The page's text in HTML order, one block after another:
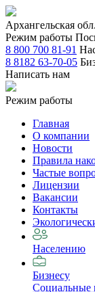
Архангельская обл.
Режим работы
8 800 700 81-91
8 8182 63-70-05
Написать нам
Режим работы
Главная
О компании
Новости
Правила
Частые
Лицензии
Вакансии
Контакты
Населению
Бизнесу
Социальные